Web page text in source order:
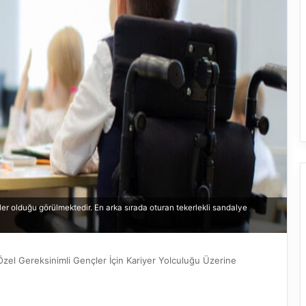
olduğu görülmektedir. En arka sırada oturan tekerlekli sandalye
Gereksinimli Gençler İçin Kariyer Yolculuğu Üzerine